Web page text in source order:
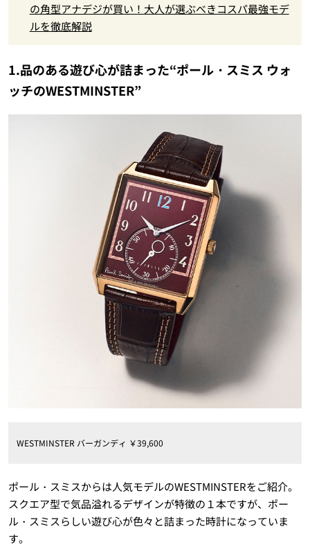
の角型アナデジが買い！大人が選ぶべきコスパ最強モデ
ルを徹底解説
1.品のある遊び心が詰まった“ポール・スミス ウォ
ッチのWESTMINSTER”
WESTMINSTER バーガンディ ￥39,600
ポール・スミスからは人気モデルのWESTMINSTERをご紹介。
スクエア型で気品溢れるデザインが特徴の１本ですが、ポー
ル・スミスらしい遊び心が色々と詰まった時計になっていま
す。